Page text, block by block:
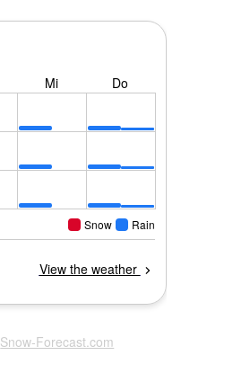
Snow-Forecast.com